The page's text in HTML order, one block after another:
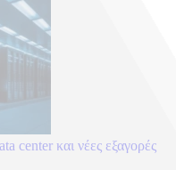
center και νέες εξαγορές